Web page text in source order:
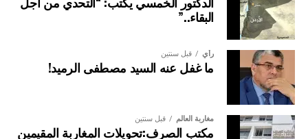
البقاء..”
رأي قبل سنتين
ما غفل عنه السيد مصطفى الرميد!
مغاربة العالم قبل سنتين
مكتب الصرف:تحويلات المغاربة المقيمين